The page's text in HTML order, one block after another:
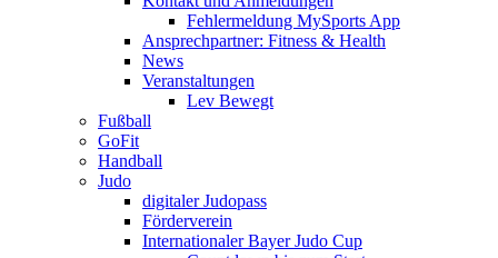
Fehlermeldung MySports App
Ansprechpartner: Fitness & Health
News
Veranstaltungen
Lev Bewegt
Fußball
GoFit
Handball
Judo
digitaler Judopass
Förderverein
Internationaler Bayer Judo Cup